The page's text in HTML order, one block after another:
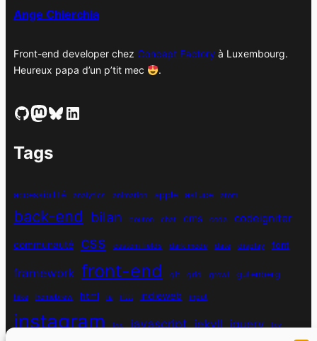
Ange Chierchia
Front-end developer chez Concept Factoryà Luxembourg.
Heureux papa d’un p’tit mec
.
GitHub Mastodon Bluesky LinkedIn
Tags
accessibilité analytics animation apple astuce atom
back-end bilan bouton chat cms coda codeigniter
communauté css custom fields dark mode date display font
framework front-end git grid growl gutenberg
hike homebrew html ia ifttt indieweb input
instagram ios javascript jekyll jquery jsx